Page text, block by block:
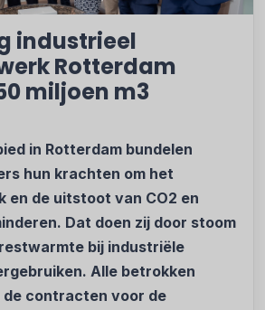
industrieel
Rotterdam
miljoen m3
in Rotterdam bundelen
hun krachten om het
en de uitstoot van CO2 en
Dat doen zij door stoom
bij industriële
Alle betrokken
de contracten voor de